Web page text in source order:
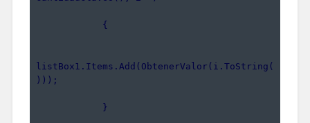
            {
listBox1.Items.Add(ObtenerValor(i.ToString(
)));
            }